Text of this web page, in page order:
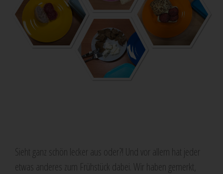
Sieht ganz schön lecker aus oder?! Und vor allem hat jeder
etwas anderes zum Frühstück dabei. Wir haben gemerkt,